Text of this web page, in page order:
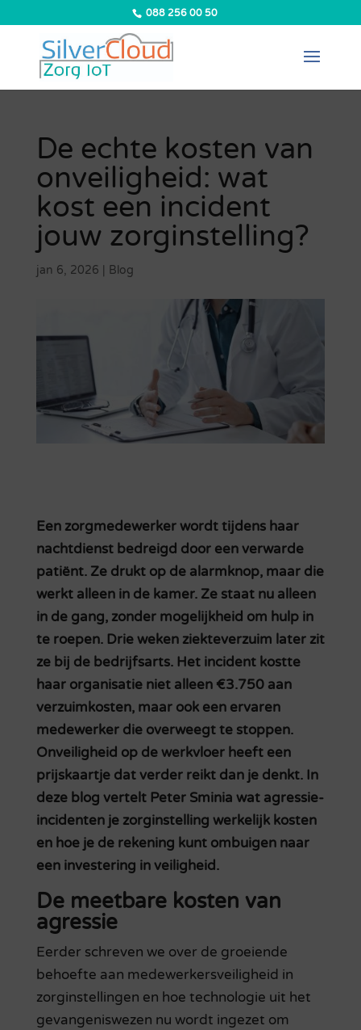
088 256 00 50
De echte kosten van
onveiligheid: wat
kost een incident
jouw zorginstelling?
jan 6, 2026 Blog
Een zorgmedewerker wordt tijdens haar
nachtdienst bedreigd door een verwarde
patiënt. Ze drukt op de alarmknop, maar die
werkt alleen in de kamer. Ze staat nu alleen
in de gang, zonder mogelijkheid om hulp in
te roepen. Drie weken ziekteverzuim later zit
ze bij de bedrijfsarts. Het incident kostte
haar organisatie niet alleen €3.750 aan
verzuimkosten, maar ook een ervaren
medewerker die overweegt te stoppen.
Onveiligheid op de werkvloer heeft een
prijskaartje dat verder reikt dan je denkt. In
deze blog vertelt Peter Sminia wat agressie-
incidenten je zorginstelling werkelijk kosten
en hoe je de rekening kunt ombuigen naar
een investering in veiligheid.
De meetbare kosten van
agressie
Eerder schreven we over de groeiende
behoefte aan medewerkersveiligheid in
zorginstellingen en hoe technologie uit het
gevangeniswezen nu wordt ingezet om